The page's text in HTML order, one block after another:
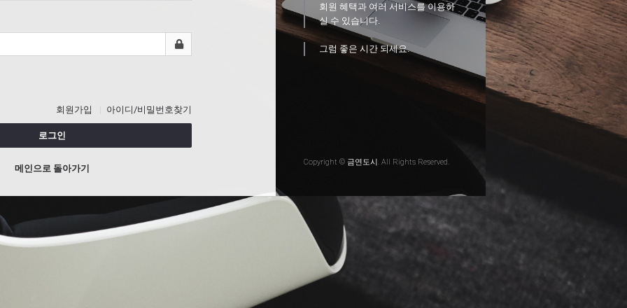
회원가입 아이디/비밀번호찾기
로그인
메인으로 돌아가기
회원 혜택과 여러 서비스를 이용하
실 수 있습니다.
그럼 좋은 시간 되세요.
Copyright © 금연도시. All Rights Reserved.